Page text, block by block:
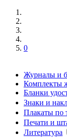
0
Журналы и
Комплекты
Бланки
Знаки и
Плакаты по
Печати и
Литература